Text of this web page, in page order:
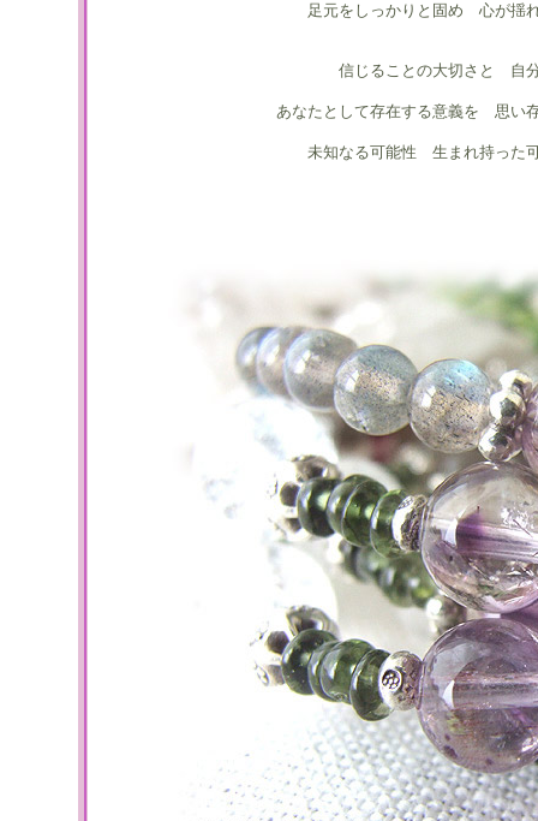
足元をしっかりと固め 心が揺
信じることの大切さと 自
あなたとして存在する意義を 思い
未知なる可能性 生まれ持っ